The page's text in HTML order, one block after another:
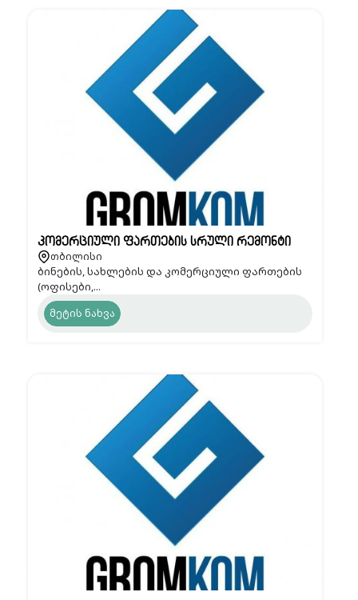
კომერციული ფართების სრული რემონტი
თბილისი
ბინების, სახლების და კომერციული ფართების
(ოფისები,...
მეტის ნახვა